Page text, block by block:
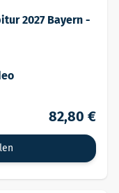
2027 Bayern -
82,80 €